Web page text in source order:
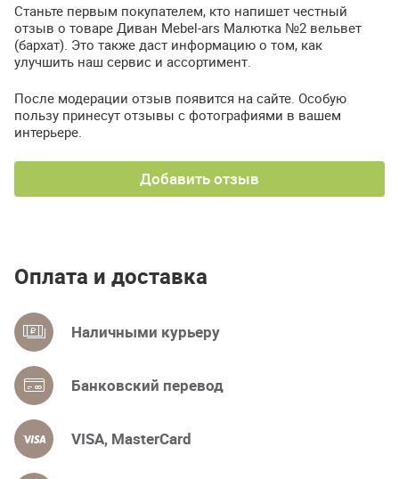
Станьте первым покупателем, кто напишет честный
отзыв о товаре Диван Mebel-ars Малютка №2 вельвет
(бархат). Это также даст информацию о том, как
улучшить наш сервис и ассортимент.
После модерации отзыв появится на сайте. Особую
пользу принесут отзывы с фотографиями в вашем
интерьере.
Добавить отзыв
Оплата и доставка
Наличными курьеру
Банковский перевод
VISA, MasterCard